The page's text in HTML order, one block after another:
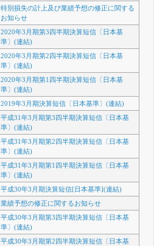
特別損失の計上及び業績予想の修正に関する
お知らせ
2020年3月期第3四半期決算短信〔日本基
準〕(連結)
2020年3月期第2四半期決算短信〔日本基
準〕(連結)
2020年3月期第1四半期決算短信〔日本基
準〕(連結)
2019年3月期決算短信〔日本基準〕(連結)
平成31年3月期第3四半期決算短信〔日本基
準〕(連結)
平成31年3月期第2四半期決算短信〔日本基
準〕(連結)
平成31年3月期第1四半期決算短信〔日本基
準〕(連結)
平成30年3月期決算短信[日本基準](連結)
業績予想の修正に関するお知らせ
平成30年3月期第3四半期決算短信〔日本基
準〕(連結)
平成30年3月期第2四半期決算短信〔日本基